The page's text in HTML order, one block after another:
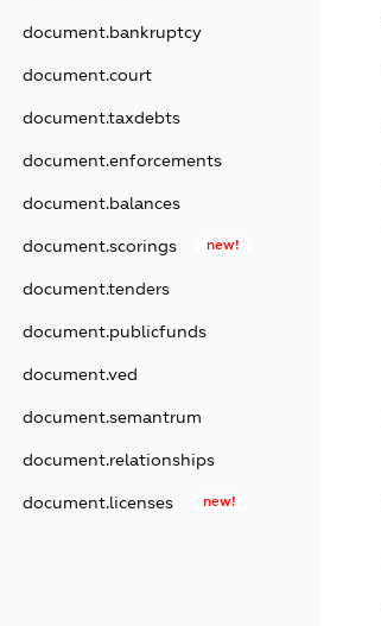
document.bankruptcy
document.court
document.taxdebts
document.enforcements
document.balances
document.scorings new!
document.tenders
document.publicfunds
document.ved
document.semantrum
document.relationships
document.licenses new!